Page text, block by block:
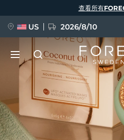
查看所有
US 2026/8/10
BREAKING NEWS
语言
English Deutsch